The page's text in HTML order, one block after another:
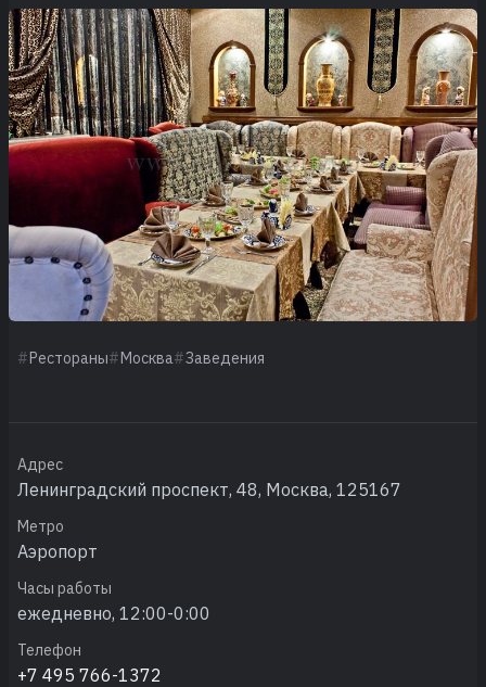
Рестораны Москва Заведения
Адрес
Ленинградский проспект, 48, Москва, 125167
Метро
Аэропорт
Часы работы
ежедневно, 12:00-0:00
Телефон
+7 495 766-1372